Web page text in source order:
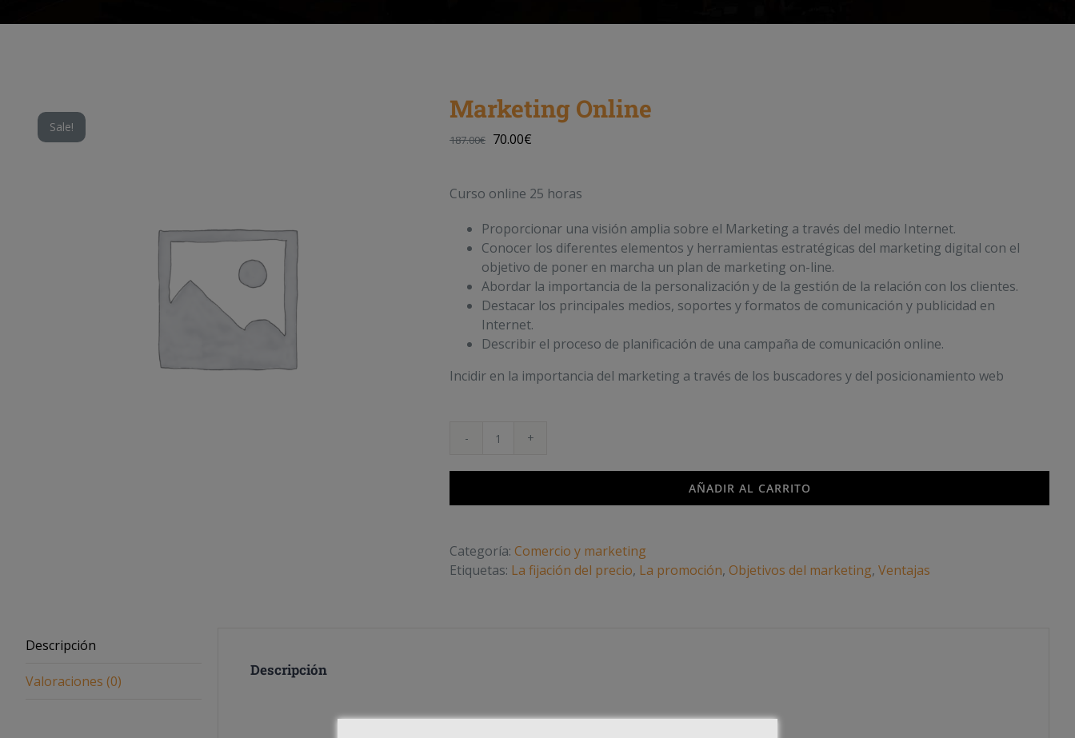
Sale!
Marketing Online
187.00€ 70.00€
Curso online 25 horas
Proporcionar una visión amplia sobre el Marketing a través del medio Internet.
Conocer los diferentes elementos y herramientas estratégicas del marketing digital con el
objetivo de poner en marcha un plan de marketing on-line.
Abordar la importancia de la personalización y de la gestión de la relación con los clientes.
Destacar los principales medios, soportes y formatos de comunicación y publicidad en
Internet.
Describir el proceso de planificación de una campaña de comunicación online.
Incidir en la importancia del marketing a través de los buscadores y del posicionamiento web
Marketing
AÑADIR AL CARRITO
Categoría: Comercio y marketing
Etiquetas: La fijación del precio, La promoción, Objetivos del marketing, Ventajas
Descripción
Valoraciones (0)
Descripción